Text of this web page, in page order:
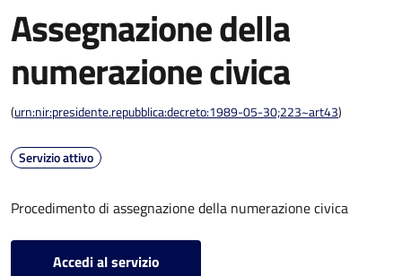
Assegnazione della
numerazione civica
(urn:nir:presidente.repubblica:decreto:1989-05-30;223~art43)
Servizio attivo
Procedimento di assegnazione della numerazione civica
Accedi al servizio